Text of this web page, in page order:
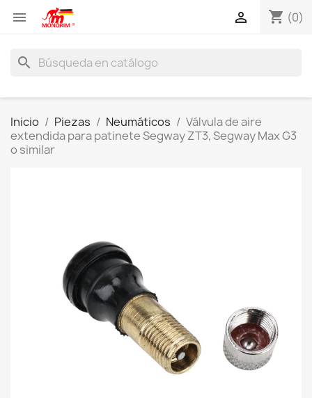
 shopping_cart (0)

search
Inicio Piezas Neumáticos
Válvula de aire
extendida para patinete Segway ZT3, Segway Max G3
o similar